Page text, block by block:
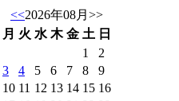
<<2026年08月 >>
月 火 水 木 金 土 日
1
2
3
4 5 6 7 8
9
10 11 12 13 14 15 16